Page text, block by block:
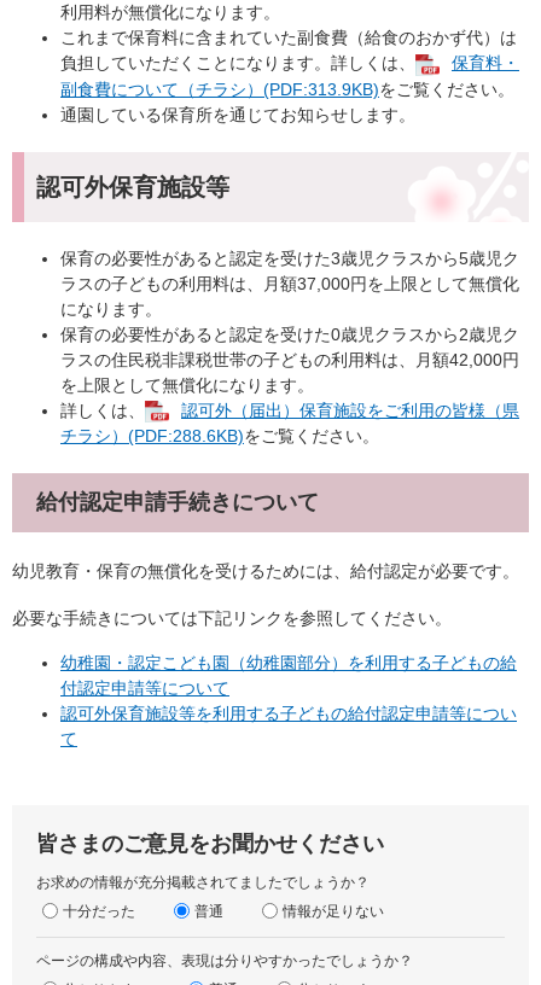
利用料が無償化になります。
これまで保育料に含まれていた副食費（給食のおかず代）は
負担していただくことになります。詳しくは、
保育料・
副食費について（チラシ）(PDF:313.9KB)をご覧ください。
通園している保育所を通じてお知らせします。
認可外保育施設等
保育の必要性があると認定を受けた3歳児クラスから5歳児ク
ラスの子どもの利用料は、月額37,000円を上限として無償化
になります。
保育の必要性があると認定を受けた0歳児クラスから2歳児ク
ラスの住民税非課税世帯の子どもの利用料は、月額42,000円
を上限として無償化になります。
詳しくは、
認可外（届出）保育施設をご利用の皆様（県
チラシ）(PDF:288.6KB)をご覧ください。
給付認定申請手続きについて
幼児教育・保育の無償化を受けるためには、給付認定が必要です。
必要な手続きについては下記リンクを参照してください。
幼稚園・認定こども園（幼稚園部分）を利用する子どもの給
付認定申請等について
認可外保育施設等を利用する子どもの給付認定申請等につい
て
皆さまのご意見をお聞かせください
お求めの情報が充分掲載されてましたでしょうか？
十分だった
普通 情報が足りない
ページの構成や内容、表現は分りやすかったでしょうか？